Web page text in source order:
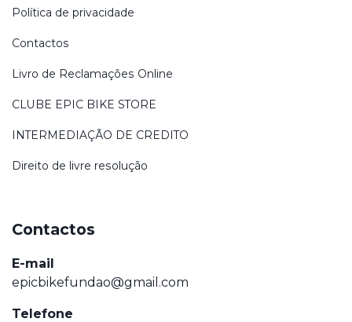
Política de privacidade
Contactos
Livro de Reclamações Online
CLUBE EPIC BIKE STORE
INTERMEDIAÇÃO DE CREDITO
Direito de livre resolução
Contactos
E-mail
epicbikefundao@gmail.com
Telefone